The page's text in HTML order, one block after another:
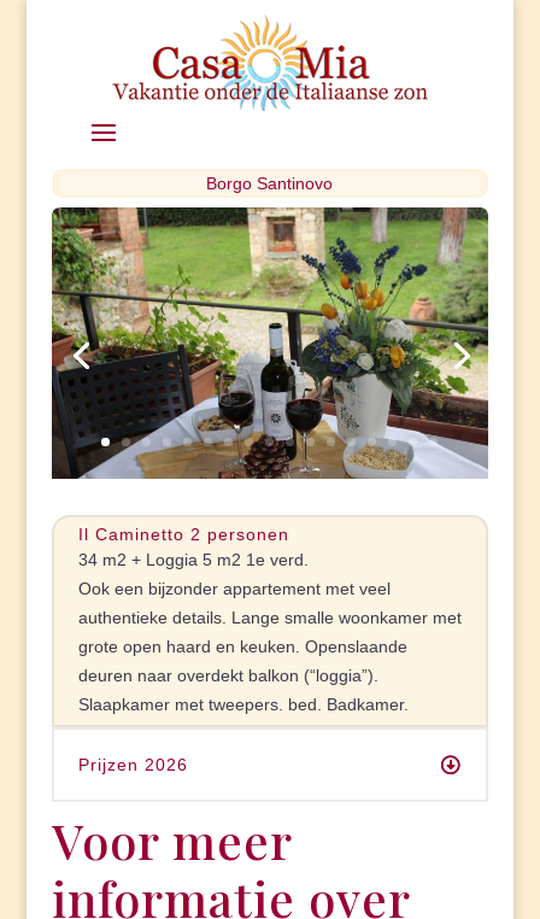
Borgo Santinovo
Il Caminetto 2 personen
34 m2 + Loggia 5 m2 1e verd.
Ook een bijzonder appartement met veel
authentieke details. Lange smalle woonkamer met
grote open haard en keuken. Openslaande
deuren naar overdekt balkon (“loggia”).
Slaapkamer met tweepers. bed. Badkamer.
Prijzen 2026
Voor meer
informatie over